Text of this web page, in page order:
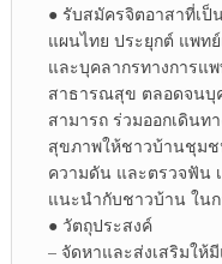
● รับสมัครจิตอาสาที่เ
แผน​ไทย​ ประยุกต์​ แพท
และบุคลากร​ทางการ​แ
สาธารณสุข ตลอดจนบุ
สามารถ ร่วมออกเดินท
สุขภาพให้ชาวบ้านชุมช
ความดัน และตรวจฟัน
แนะนำกับชาวบ้าน ใน
● วัตถุประสงค์
– จัดหาและส่งเสริมให้